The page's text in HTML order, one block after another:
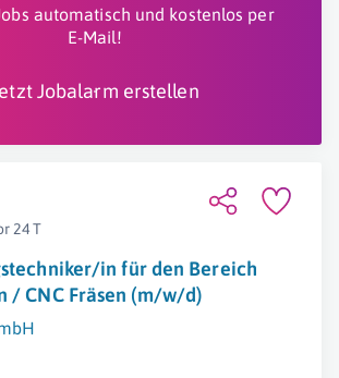
automatisch und kostenlos per
E-Mail!
Jobalarm erstellen
24 T
in für den Bereich
/ CNC Fräsen (m/w/d)